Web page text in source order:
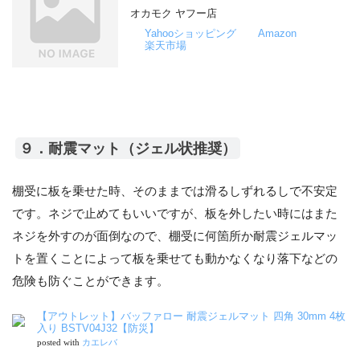
オカモク ヤフー店
Yahooショッピング
Amazon
楽天市場
９．耐震マット（ジェル状推奨）
棚受に板を乗せた時、そのままでは滑るしずれるしで不安定
です。ネジで止めてもいいですが、板を外したい時にはまた
ネジを外すのが面倒なので、棚受に何箇所か耐震ジェルマッ
トを置くことによって板を乗せても動かなくなり落下などの
危険も防ぐことができます。
【アウトレット】バッファロー 耐震ジェルマット 四角 30mm 4枚
入り BSTV04J32【防災】
posted with カエレバ